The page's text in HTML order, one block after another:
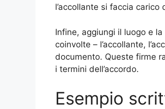
l’accollante si faccia carico
Infine, aggiungi il luogo e
coinvolte – l’accollante,
documento. Queste firme
i termini dell’accordo.
Esempio